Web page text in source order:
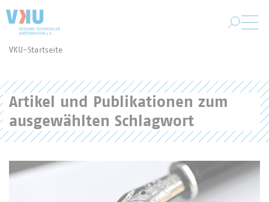
VKU-Startseite
Artikel und Publikationen zum
ausgewählten Schlagwort